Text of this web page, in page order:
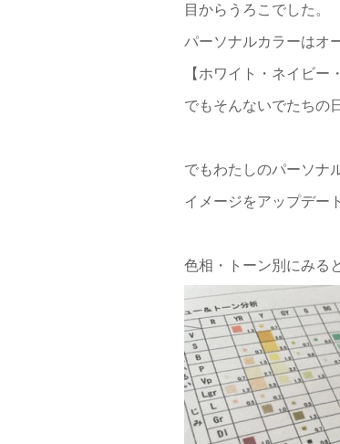
目からうろこでした。
パーソナルカラーはオ
【ホワイト・ネイビ
でもそんないでたちの
でもわたしのパーソナ
イメージをアップデー
色相・トーン別にみる